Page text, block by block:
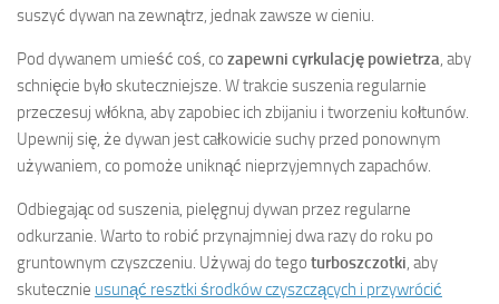
suszyć dywan na zewnątrz, jednak zawsze w cieniu.
Pod dywanem umieść coś, co zapewni cyrkulację powietrza, aby
schnięcie było skuteczniejsze. W trakcie suszenia regularnie
przeczesuj włókna, aby zapobiec ich zbijaniu i tworzeniu kołtunów.
Upewnij się, że dywan jest całkowicie suchy przed ponownym
używaniem, co pomoże uniknąć nieprzyjemnych zapachów.
Odbiegając od suszenia, pielęgnuj dywan przez regularne
odkurzanie. Warto to robić przynajmniej dwa razy do roku po
gruntownym czyszczeniu. Używaj do tego turboszczotki, aby
skutecznie usunąć resztki środków czyszczących i przywrócić